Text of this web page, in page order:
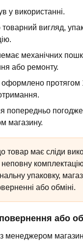
у використанні.
вигляд,
механічних
або ремонту.
протягом
попередньо
магазину.
товар має сліди
упаковку,
або обміні.
або
з менеджером